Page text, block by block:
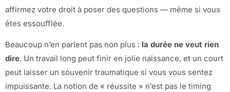
affirmez votre droit à poser des questions — même si vous
êtes essoufflée.
Beaucoup n’en parlent pas non plus : la durée ne veut rien
dire. Un travail long peut finir en jolie naissance, et un court
peut laisser un souvenir traumatique si vous vous sentez
impuissante. La notion de « réussite » n’est pas le timing